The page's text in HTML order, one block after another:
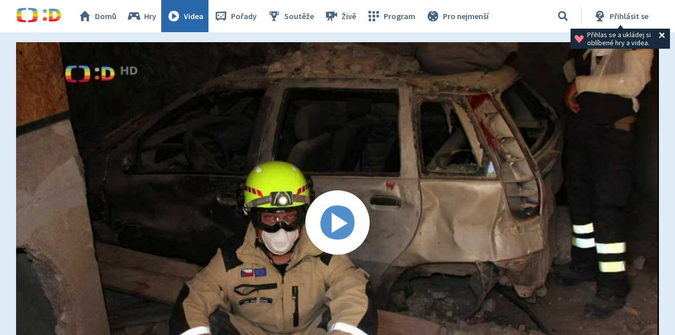
Domů Hry Videa Pořady Soutěže Živě Program Pro nejmenší Přihlásit se
Přihlas se a ukládej si
oblíbené hry a videa.